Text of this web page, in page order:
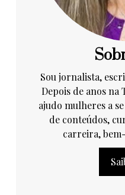
Sou jornalista,
Depois de anos na
ajudo mulheres a
de conteúdos,
carreira,